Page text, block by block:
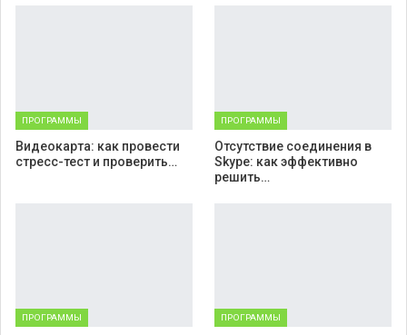
ПРОГРАММЫ
Видеокарта: как провести
стресс-тест и проверить…
ПРОГРАММЫ
Отсутствие соединения в
Skype: как эффективно
решить…
ПРОГРАММЫ ПРОГРАММЫ